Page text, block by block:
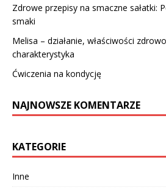
Zdrowe przepisy na smaczne sałatki:
smaki
Melisa – działanie, właściwości
charakterystyka
Ćwiczenia na kondycję
NAJNOWSZE KOMENTARZE
KATEGORIE
Inne